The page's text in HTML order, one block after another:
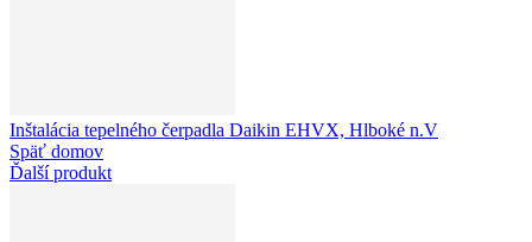
Inštalácia tepelného čerpadla Daikin EHVX, Hlboké n.V
Späť domov
Ďalší produkt